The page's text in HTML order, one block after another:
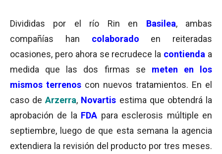
Divididas por el río Rin en Basilea, ambas
compañías han colaborado en reiteradas
ocasiones, pero ahora se recrudece la contienda a
medida que las dos firmas se meten en los
mismos terrenos con nuevos tratamientos. En el
caso deArzerra, Novartis estima que obtendrá la
aprobación de la FDA para esclerosis múltiple en
septiembre, luego de que esta semana la agencia
extendiera la revisión del producto por tres meses.